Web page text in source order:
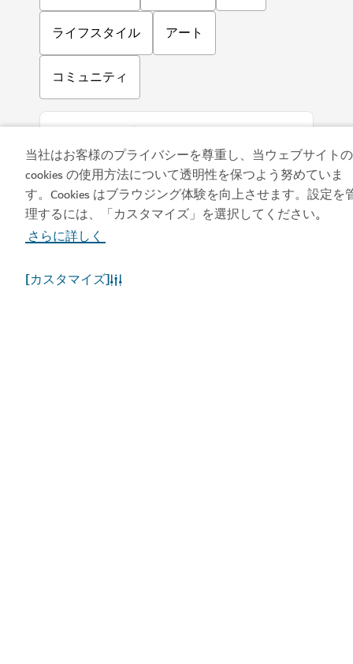
当社はお客様のプライバシーを尊重し、当ウェブサイトの
cookies の使用方法について透明性を保つよう努めていま
す。Cookies はブラウジング体験を向上させます。設定を
理するには、「カスタマイズ」を選択してください。
さらに詳しく
[カスタマイズ]
ライフスタイル アート
コミュニティ
アプリをダウンロード